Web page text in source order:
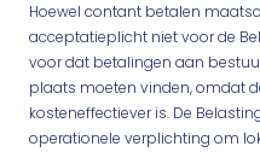
Hoewel contant betalen
acceptatieplicht niet voor de
voor dat betalingen aan
plaats moeten vinden, omdat
kosteneffectiever is. De
operationele verplichting om